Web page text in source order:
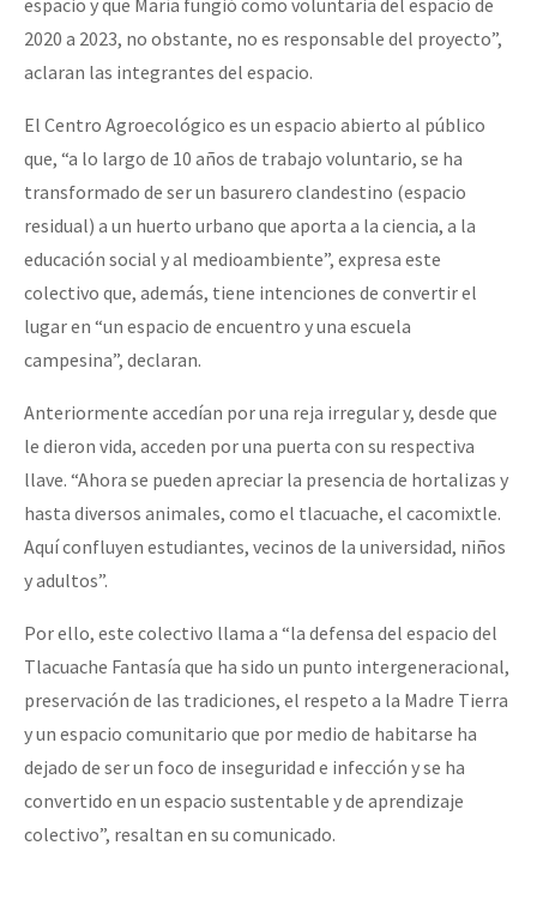
2020 a 2023, no obstante, no es responsable del proyecto”,
aclaran las integrantes del espacio.
El Centro Agroecológico es un espacio abierto al público
que, “a lo largo de 10 años de trabajo voluntario, se ha
transformado de ser un basurero clandestino (espacio
residual) a un huerto urbano que aporta a la ciencia, a la
educación social y al medioambiente”, expresa este
colectivo que, además, tiene intenciones de convertir el
lugar en “un espacio de encuentro y una escuela
campesina”, declaran.
Anteriormente accedían por una reja irregular y, desde que
le dieron vida, acceden por una puerta con su respectiva
llave. “Ahora se pueden apreciar la presencia de hortalizas y
hasta diversos animales, como el tlacuache, el cacomixtle.
Aquí confluyen estudiantes, vecinos de la universidad, niños
y adultos”.
Por ello, este colectivo llama a “la defensa del espacio del
Tlacuache Fantasía que ha sido un punto intergeneracional,
preservación de las tradiciones, el respeto a la Madre Tierra
y un espacio comunitario que por medio de habitarse ha
dejado de ser un foco de inseguridad e infección y se ha
convertido en un espacio sustentable y de aprendizaje
colectivo”, resaltan en su comunicado.